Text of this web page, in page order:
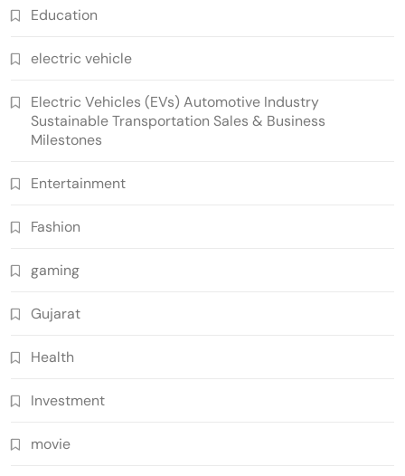
Education
electric vehicle
Electric Vehicles (EVs) Automotive Industry
Sustainable Transportation Sales & Business
Milestones
Entertainment
Fashion
gaming
Gujarat
Health
Investment
movie